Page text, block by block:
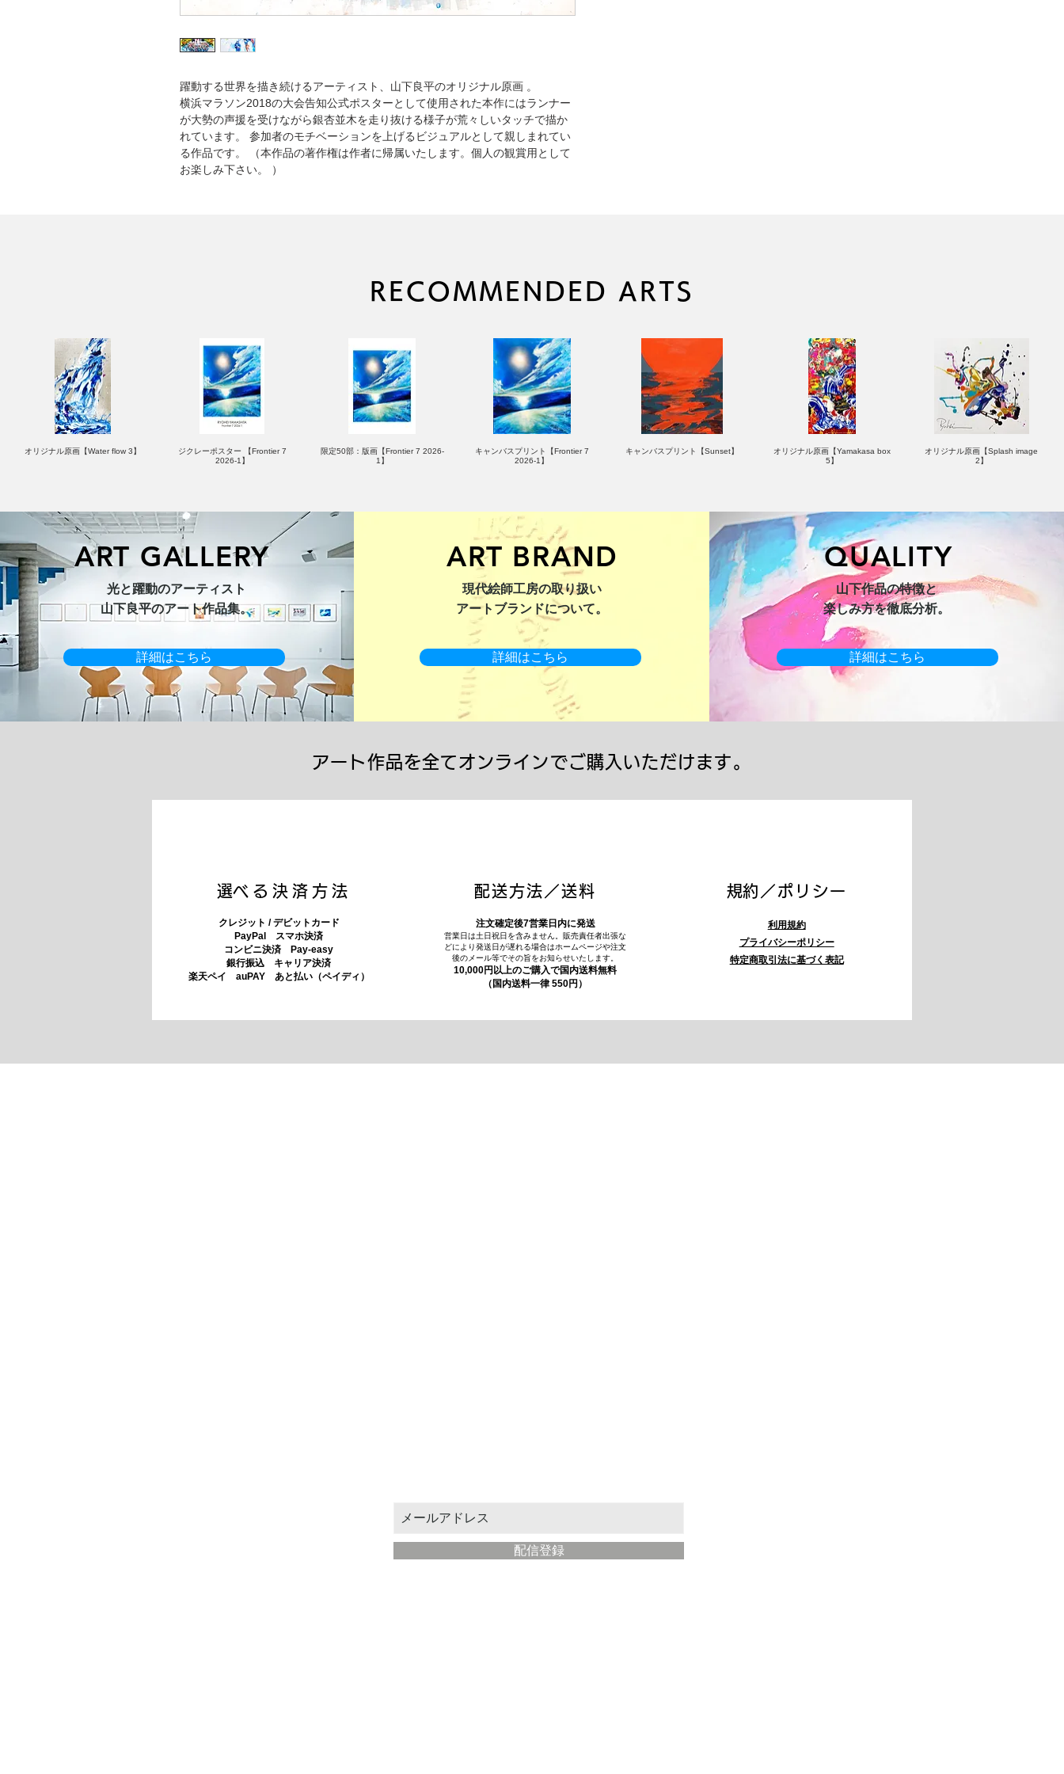
躍動する世界を描き続けるアーティスト、山下良平のオリジナル原画 。
横浜マラソン2018の大会告知公式ポスターとして使用された本作にはランナー
が大勢の声援を受けながら銀杏並木を走り抜ける様子が荒々しいタッチで描か
れています。 参加者のモチベーションを上げるビジュアルとして親しまれてい
る作品です。 （本作品の著作権は作者に帰属いたします。個人の観賞用として
お楽しみ下さい。 ）
RECOMMENDED ARTS
オリジナル原画【Water flow 3】
ジクレーポスター 【Frontier 7
2026-1】
限定50部：版画【Frontier 7 2026-
1】
キャンバスプリント【Frontier 7
2026-1】
キャンバスプリント【Sunset】
オリジナル原画【Yamakasa box
5】
オリジナル原画【Splash image
2】
オリジナル原画【Splash image
3（digital）】
キャンバスプリント【Yamakasa
5】
限定50部：版画【Renjishi 3】
キャンバスプリント【Horizon
2026-1】
オリジナル原画【Yamakasa box】
オリジナル原画【Horizon 2026-
1】
ART GALLERY
光と躍動のアーティスト​
​山下良平のアート作品集。
詳細はこちら
ART BRAND
現代絵師工房の取り扱い
アートブランドについて。
詳細はこちら
QUALITY
山下作品の特徴と
楽しみ方を徹底分析。
詳細はこちら
アート作品を全てオンラインでご購入いただけます。
​選べる決済方法
クレジット / デビットカード
PayPal スマホ決済
​コンビニ決済 Pay-easy
​銀行振込 キャリア決済
​楽天ペイ auPAY あと払い（ペイディ）
配送方法／送料
注文確定後7営業日内に発送
営業日は土日祝日を含みません。販売責任者出張な
どにより発送日が遅れる場合はホームページや注文
後のメール等でその旨をお知らせいたします。
10,000円以上のご購入で国内送料無料
（国内送料一律 550円）
​規約／ポリシー
利用規約
プライバシーポリシー
特定商取引法に基づく表記
配信登録